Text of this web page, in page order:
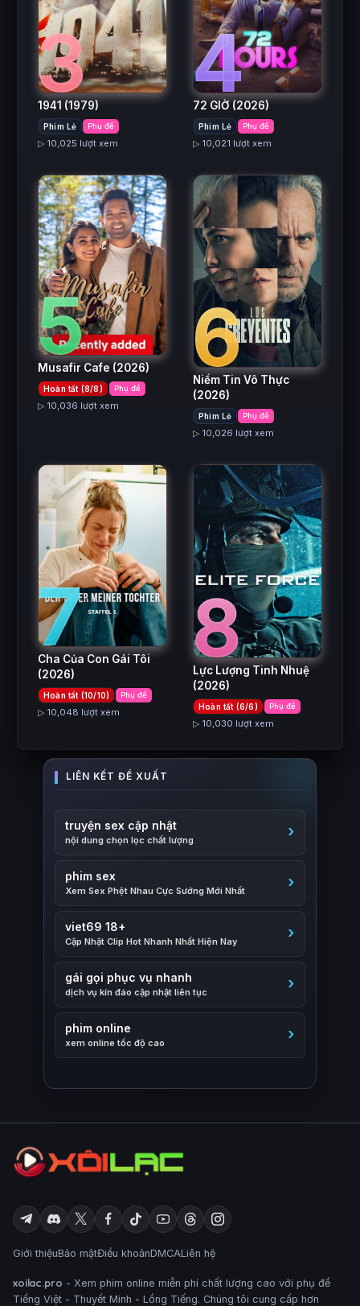
3
1941 (1979)
Phim Lẻ Phụ đề
▷ 10,025 lượt xem
4
72 GIỜ (2026)
Phim Lẻ Phụ đề
▷ 10,021 lượt xem
5
Musafir Cafe (2026)
Hoàn tất (8/8) Phụ đề
▷ 10,036 lượt xem
6
Niềm Tin Vô Thực
(2026)
Phim Lẻ Phụ đề
▷ 10,026 lượt xem
7
Cha Của Con Gái Tôi
(2026)
Hoàn tất (10/10) Phụ đề
▷ 10,048 lượt xem
8
Lực Lượng Tinh Nhuệ
(2026)
Hoàn tất (6/6) Phụ đề
▷ 10,030 lượt xem
truyện sex cập nhật
nội dung chọn lọc chất lượng
phim sex
Xem Sex Phệt Nhau Cực Sướng Mới Nhất
viet69 18+
Cập Nhật Clip Hot Nhanh Nhất Hiện Nay
gái gọi phục vụ nhanh
dịch vụ kín đáo cập nhật liên tục
phim online
xem online tốc độ cao
Giới thiệuBảo mậtĐiều khoảnDMCALiên hệ
xoilac.pro - Xem phim online miễn phí chất lượng cao với phụ đề
Tiếng Việt - Thuyết Minh - Lồng Tiếng. Chúng tôi cung cấp hơn